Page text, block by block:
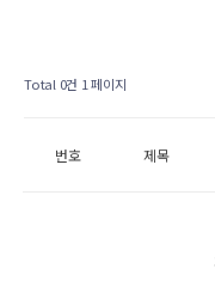
Total 0건 1 페이지
번호 제목